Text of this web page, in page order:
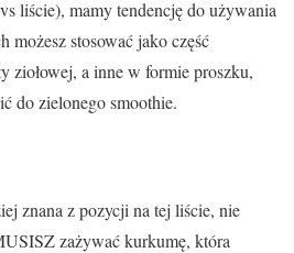
liście), mamy tendencję do używania
możesz stosować jako część
ziołowej, a inne w formie proszku,
do zielonego smoothie.
znana z pozycji na tej liście, nie
zażywać kurkumę, która